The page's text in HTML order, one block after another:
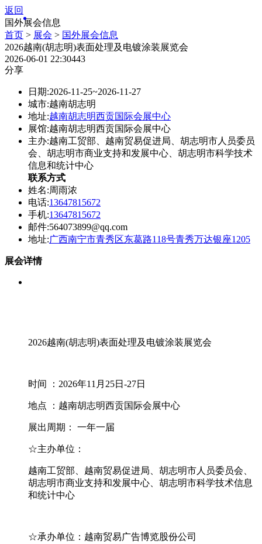
返回
国外展会信息
首页 > 展会 > 国外展会信息
2026越南(胡志明)表面处理及电镀涂装展览会
2026-06-01 22:30443
分享
日期:2026-11-25~2026-11-27
城市:越南胡志明
地址:越南胡志明西贡国际会展中心
展馆:越南胡志明西贡国际会展中心
主办:越南工贸部、越南贸易促进局、胡志明市人员委员
会、胡志明市商业支持和发展中心、胡志明市科学技术
信息和统计中心
联系方式
姓名:周雨浓
电话:13647815672
手机:13647815672
邮件:564073899@qq.com
地址:广西南宁市青秀区东葛路118号青秀万达银座1205
展会详情
2026越南(胡志明)表面处理及电镀涂装展览会
时间 ：2026年11月25日-27日
地点 ：越南胡志明西贡国际会展中心
展出周期： 一年一届
☆主办单位：
越南工贸部、越南贸易促进局、胡志明市人员委员会、
胡志明市商业支持和发展中心、胡志明市科学技术信息
和统计中心
☆承办单位：越南贸易广告博览股份公司